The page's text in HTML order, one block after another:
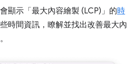
顯示「最大內容繪製 (LCP)」 的時
時間資訊，瞭解並找出改善最大內